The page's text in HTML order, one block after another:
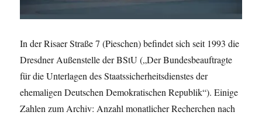
In der Risaer Straße 7 (Pieschen) befindet sich seit 1993 die
Dresdner Außenstelle der BStU („Der Bundesbeauftragte
für die Unterlagen des Staatssicherheitsdienstes der
ehemaligen Deutschen Demokratischen Republik“). Einige
Zahlen zum Archiv: Anzahl monatlicher Recherchen nach